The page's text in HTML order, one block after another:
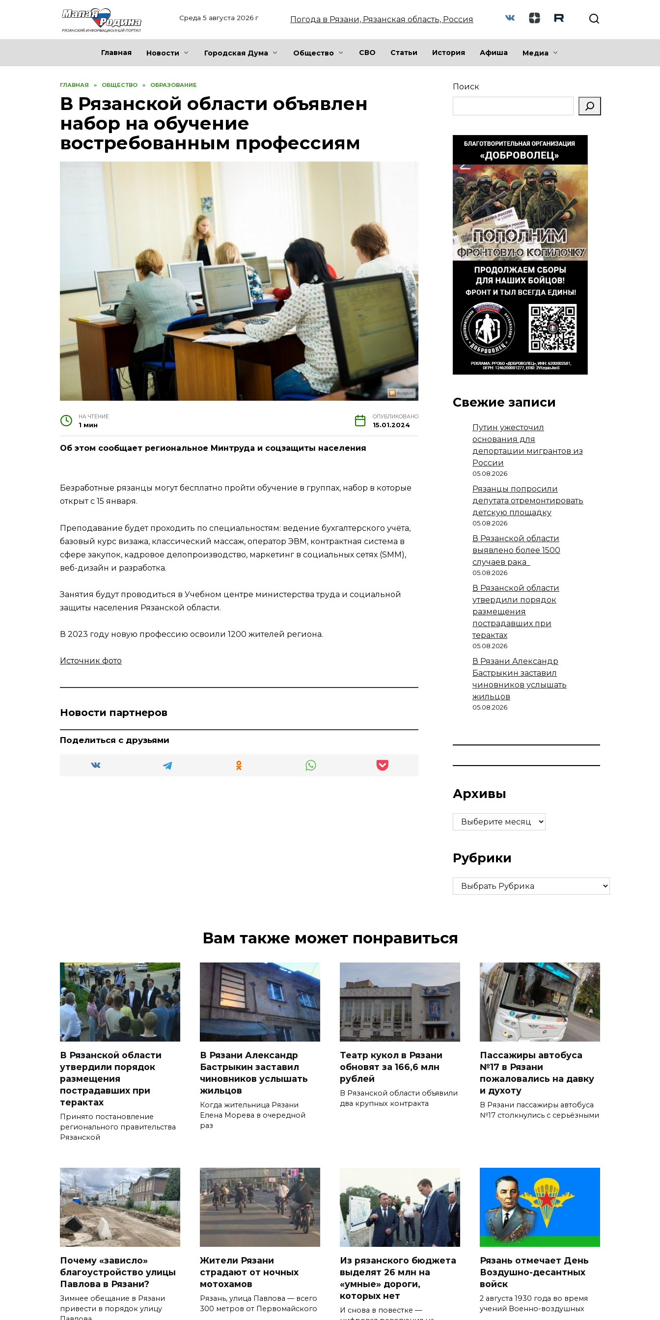
Среда 5 августа 2026 г Погода в Рязани, Рязанская область, Россия
Главная Новости Городская Дума Общество СВО Статьи История Афиша Медиа
ГЛАВНАЯ » ОБЩЕСТВО » ОБРАЗОВАНИЕ
В Рязанской области объявлен
набор на обучение
востребованным профессиям
НА ЧТЕНИЕ
1 мин
ОПУБЛИКОВАНО
15.01.2024
Об этом сообщает региональное Минтруда и соцзащиты населения
Безработные рязанцы могут бесплатно пройти обучение в группах, набор в которые
открыт с 15 января.
Преподавание будет проходить по специальностям: ведение бухгалтерского учёта,
базовый курс визажа, классический массаж, оператор ЭВМ, контрактная система в
сфере закупок, кадровое делопроизводство, маркетинг в социальных сетях (SMM),
веб-дизайн и разработка.
Занятия будут проводиться в Учебном центре министерства труда и социальной
защиты населения Рязанской области.
В 2023 году новую профессию освоили 1200 жителей региона.
Источник фото
Новости партнеров
Поделиться с друзьями
Поиск
Свежие записи
Путин ужесточил
основания для
депортации мигрантов из
России
05.08.2026
Рязанцы попросили
депутата отремонтировать
детскую площадку
05.08.2026
В Рязанской области
выявлено более 1500
случаев рака
05.08.2026
В Рязанской области
утвердили порядок
размещения
пострадавших при
терактах
05.08.2026
В Рязани Александр
Бастрыкин заставил
чиновников услышать
жильцов
05.08.2026
Архивы
Архивы
Рубрики
Рубрики
Вам также может понравиться
В Рязанской области
утвердили порядок
размещения
пострадавших при
терактах
Принято постановление
регионального правительства
Рязанской
В Рязани Александр
Бастрыкин заставил
чиновников услышать
жильцов
Когда жительница Рязани
Елена Морева в очередной
раз
Театр кукол в Рязани
обновят за 166,6 млн
рублей
В Рязанской области объявили
два крупных контракта
Пассажиры автобуса
№17 в Рязани
пожаловались на давку
и духоту
В Рязани пассажиры автобуса
№17 столкнулись с серьёзными
Почему «зависло»
благоустройство улицы
Павлова в Рязани?
Зимнее обещание в Рязани
привести в порядок улицу
Жители Рязани
страдают от ночных
мотохамов
Рязань, улица Павлова — всего
300 метров от Первомайского
Из рязанского бюджета
выделят 26 млн на
«умные» дороги,
которых нет
И снова в повестке —
Рязань отмечает День
Воздушно-десантных
войск
2 августа 1930 года во время
учений Военно-воздушных